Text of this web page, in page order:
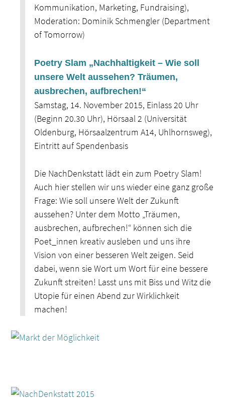
Kommunikation, Marketing, Fundraising),
Moderation: Dominik Schmengler (Department
of Tomorrow)
Poetry Slam „Nachhaltigkeit – Wie soll
unsere Welt aussehen? Träumen,
ausbrechen, aufbrechen!“
Samstag, 14. November 2015, Einlass 20 Uhr
(Beginn 20.30 Uhr), Hörsaal 2 (Universität
Oldenburg, Hörsaalzentrum A14, Uhlhornsweg),
Eintritt auf Spendenbasis
Die NachDenkstatt lädt ein zum Poetry Slam!
Auch hier stellen wir uns wieder eine ganz große
Frage: Wie soll unsere Welt der Zukunft
aussehen? Unter dem Motto „Träumen,
ausbrechen, aufbrechen!“ können sich die
Poet_innen kreativ ausleben und uns ihre
Vision von einer besseren Welt zeigen. Seid
dabei, wenn sie Wort um Wort für eine bessere
Zukunft streiten! Lasst uns mit Biss und Witz die
Utopie für einen Abend zur Wirklichkeit
machen!